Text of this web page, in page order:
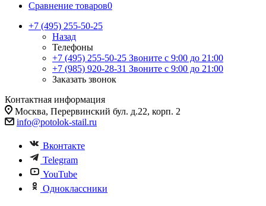
Сравнение товаров0
+7 (495) 255-50-25
Назад
Телефоны
+7 (495) 255-50-25 Звоните с 9:00 до 21:00
+7 (985) 920-28-31 Звоните с 9:00 до 21:00
Заказать звонок
Контактная информация
Москва, Перервинский бул. д.22, корп. 2
info@potolok-stail.ru
Вконтакте
Telegram
YouTube
Одноклассники